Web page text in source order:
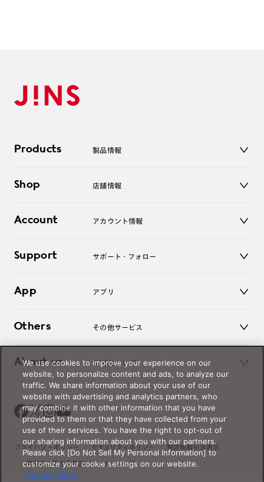
Products 製品情報
サングラス
コンタクトレンズ
アクセサリー
Shop 店舗情報
オンラインショップ
Account アカウント情報
ログアウト
Support サポート・フォロー
よくあるご質問
お問い合わせ
App アプリ
Others その他サービス
レンズ交換
オンラインギフト
価格案内
About us JINSについて
Magnify Life
会社概要
採用情報
法人のお客様
出店について
プライバシーポリシー セキュリティポリシー 特定商取引法表示
薬機法に関する表記 サイトマップ
We use cookies to improve your experience on our
website, to personalize content and ads, to analyze our
traffic. We share information about your use of our
website with advertising and analytics partners, who
may combine it with other information that you have
provided to them or that they have collected from your
use of their services. You have the right to opt-out of
our sharing information about you with our partners.
Please click [Do Not Sell My Personal Information] to
customize your cookie settings on our website.
Cookie Policy